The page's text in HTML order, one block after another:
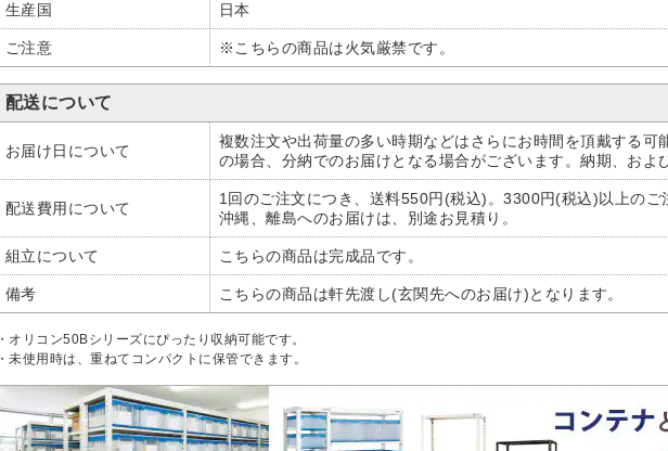
生産国 日本
ご注意 ※こちらの商品は火気厳禁です。
配送について
お届け日について
複数注文や出荷量の多い時期などはさらにお時間を頂戴する
の場合、分納でのお届けとなる場合がございます。納期、およ
配送費用について
1回のご注文につき、送料550円(税込)。3300円(税込)以上のご
沖縄、離島へのお届けは、別途お見積り。
組立について こちらの商品は完成品です。
備考 こちらの商品は軒先渡し(玄関先へのお届け)となります。
・オリコン50Bシリーズにぴったり収納可能です。
・未使用時は、重ねてコンパクトに保管できます。